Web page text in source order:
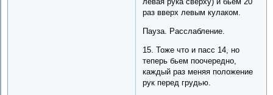
раз вверх левым кулаком.
Пауза. Расслабление.
15. Тоже что и пасс 14, но
теперь бьем поочередно,
каждый раз меняя положение
рук перед грудью.